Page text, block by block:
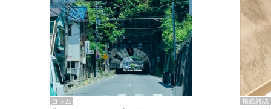
掲載雑誌
『街歩き研修「アールデコとモダニズ
ム、和風バロック」』のレポート記事が
掲載
コラム